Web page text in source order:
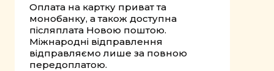
Оплата на картку приват та
монобанку, а також доступна
післяплата Новою поштою.
Міжнародні відправлення
відправляємо лише за повною
передоплатою.